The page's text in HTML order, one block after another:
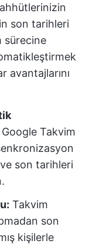
son tarihleri
sürecine
avantajlarını
Takvim
son tarihleri
Takvim
son
kişilerle